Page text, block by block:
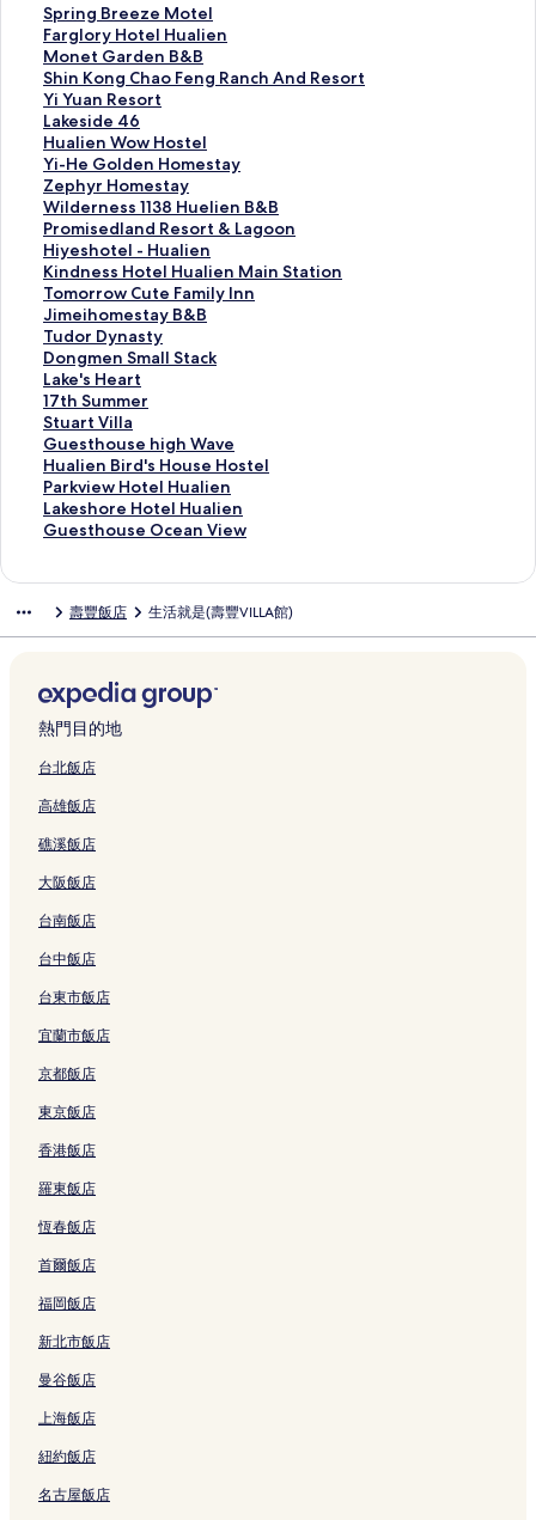
Spring Breeze Motel
S
p
r
i
n
g
B
r
e
e
z
e
M
o
t
e
l
的
連
結
Farglory Hotel Hualien
F
a
r
g
l
o
r
y
H
o
t
e
l
H
u
a
l
i
e
n
的
連
結
Monet Garden B&B
M
o
n
e
t
G
a
r
d
e
n
B
&
B
的
連
結
Shin Kong Chao Feng Ranch And Resort
S
h
i
n
K
o
n
g
C
h
a
o
F
e
n
g
R
a
n
c
h
A
s
t
的
連
結
Yi Yuan Resort
Y
i
Y
u
a
n
R
e
s
o
r
t
的
連
結
Lakeside 46
L
a
k
e
s
i
d
e
4
6
的
連
結
Hualien Wow Hostel
H
u
a
l
i
e
n
W
o
w
H
o
s
t
e
l
的
連
結
Yi-He Golden Homestay
Y
i
-
H
e
G
o
l
d
e
n
H
o
m
e
s
t
a
結
Zephyr Homestay
Z
e
p
h
y
r
H
o
m
e
s
t
a
y
的
連
結
Wilderness 1138 Huelien B&B
W
i
l
d
e
r
n
e
s
s
1
1
3
8
H
u
n
B
的
連
結
Promisedland Resort & Lagoon
P
r
o
m
i
s
e
d
l
a
n
d
R
e
s
L
o
o
n
的
結
Hiyeshotel - Hualien
H
i
y
e
s
h
o
t
e
l
-
H
u
a
的
Kindness Hotel Hualien Main Station
K
i
n
d
n
e
s
s
H
o
t
e
l
i
M
a
i
n
t
t
i
o
n
連
Tomorrow Cute Family Inn
T
o
m
o
r
r
o
w
C
u
t
e
l
n
n
的
連
Jimeihomestay B&B
J
i
m
e
i
h
o
m
e
s
t
B
結
Tudor Dynasty
T
u
d
o
r
D
y
n
a
s
連
結
Dongmen Small Stack
D
o
n
g
m
e
n
S
m
t
k
的
連
結
Lake's Heart
L
a
k
e
'
s
H
e
的
連
17th Summer
1
7
t
h
S
u
m
的
連
Stuart Villa
S
t
u
a
r
t
a
結
Guesthouse high Wave
G
u
e
s
t
e
g
h
W
a
e
連
結
Hualien Bird's House Hostel
H
u
a
l
i
'
s
H
o
s
H
o
s
t
l
連
結
Parkview Hotel Hualien
P
a
r
w
t
e
l
H
a
i
e
n
的
結
Lakeshore Hotel Hualien
L
a
o
H
o
t
e
H
a
l
i
e
的
結
Guesthouse Ocean View
G
h
s
e
O
c
a
V
i
e
w
連
壽豐飯店 生活就是(壽豐VILLA館)
熱門目的地
台北飯店
高雄飯店
礁溪飯店
大阪飯店
台南飯店
台中飯店
台東市飯店
宜蘭市飯店
京都飯店
東京飯店
香港飯店
羅東飯店
恆春飯店
首爾飯店
福岡飯店
新北市飯店
曼谷飯店
上海飯店
紐約飯店
名古屋飯店